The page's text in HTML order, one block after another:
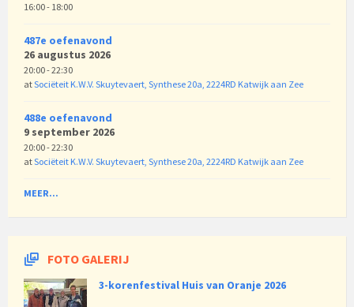
16:00 - 18:00
487e oefenavond
26 augustus 2026
20:00 - 22:30
atSociëteit K.W.V. Skuytevaert, Synthese 20a, 2224RD Katwijk aan Zee
488e oefenavond
9 september 2026
20:00 - 22:30
atSociëteit K.W.V. Skuytevaert, Synthese 20a, 2224RD Katwijk aan Zee
MEER...
FOTO GALERIJ
3-korenfestival Huis van Oranje 2026